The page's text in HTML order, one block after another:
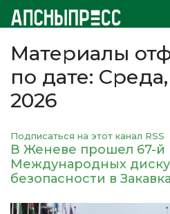
Материалы
по дате:
2026
Подписаться на этот канал RSS
В Женеве прошел 67-й
Международных
безопасности в